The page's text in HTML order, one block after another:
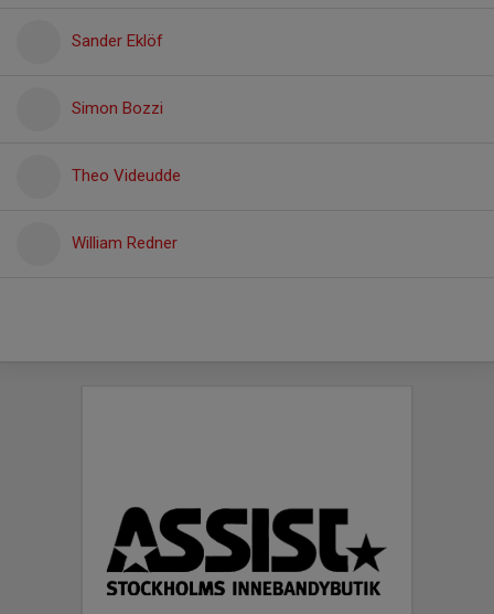
Sander Eklöf
Simon Bozzi
Theo Videudde
William Redner